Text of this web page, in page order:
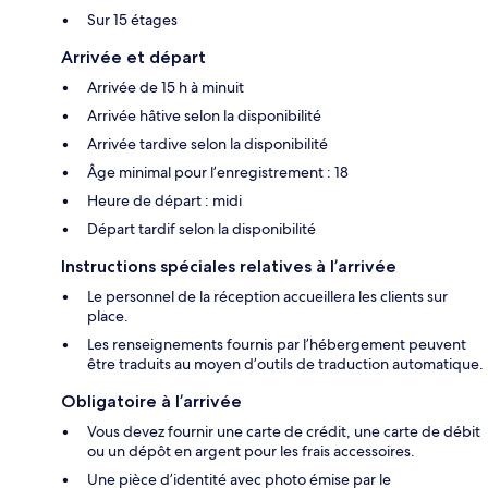
Sur 15 étages
Arrivée et départ
Arrivée de 15 h à minuit
Arrivée hâtive selon la disponibilité
Arrivée tardive selon la disponibilité
Âge minimal pour l’enregistrement : 18
Heure de départ : midi
Départ tardif selon la disponibilité
Instructions spéciales relatives à l’arrivée
Le personnel de la réception accueillera les clients sur
place.
Les renseignements fournis par l’hébergement peuvent
être traduits au moyen d’outils de traduction automatique.
Obligatoire à l’arrivée
Vous devez fournir une carte de crédit, une carte de débit
ou un dépôt en argent pour les frais accessoires.
Une pièce d’identité avec photo émise par le